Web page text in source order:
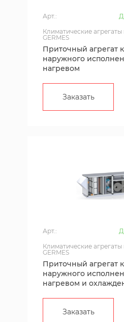
Арт.:
Климатические
GERMES
Приточный агрегат
наружного
нагревом
Заказать
Арт.:
Климатические
GERMES
Приточный агрегат
наружного
нагревом и
Заказать